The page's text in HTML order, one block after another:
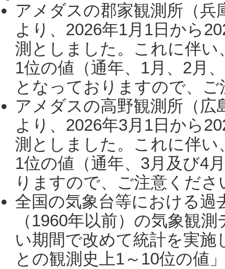
アメダスの郡家観測所（
より、2026年1月1日から
測としました。これに伴い
1位の値（通年、1月、2月
となっておりますので、
アメダスの高野観測所（
より、2026年3月1日から
測としました。これに伴い
1位の値（通年、3月及び4
りますので、ご注意くだ
全国の気象台等における過
（1960年以前）の気象観
い期間で改めて統計を実
との観測史上1～10位の値